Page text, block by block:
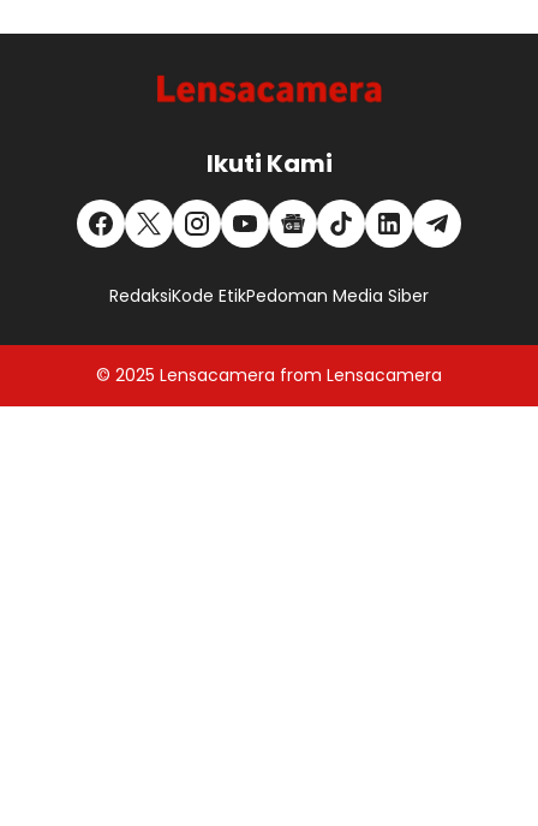
Ikuti Kami
RedaksiKode EtikPedoman Media Siber
© 2025 Lensacamera from Lensacamera